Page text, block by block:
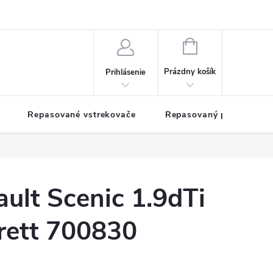
Prihlásenie
NÁKUPNÝ
Prázdny košík
Repasované vstrekovače Repasovaný pohon TDM
Scenic 1.9dTi
700830